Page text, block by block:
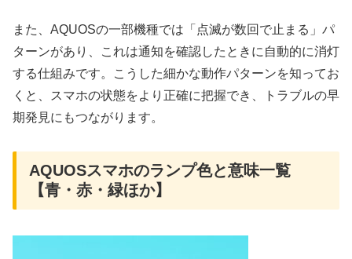
また、AQUOSの一部機種では「点滅が数回で止まる」パ
ターンがあり、これは通知を確認したときに自動的に消灯
する仕組みです。こうした細かな動作パターンを知ってお
くと、スマホの状態をより正確に把握でき、トラブルの早
期発見にもつながります。
AQUOSスマホのランプ色と意味一覧
【青・赤・緑ほか】